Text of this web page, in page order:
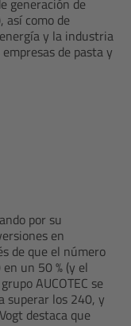
generación de
así como de
y la industria
de pasta y
por su
en
de que el número
un 50 % (y el
AUCOTEC se
superar los 240, y
destaca que